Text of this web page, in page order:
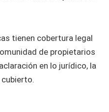
tienen cobertura legal
de propietarios
en lo jurídico, la